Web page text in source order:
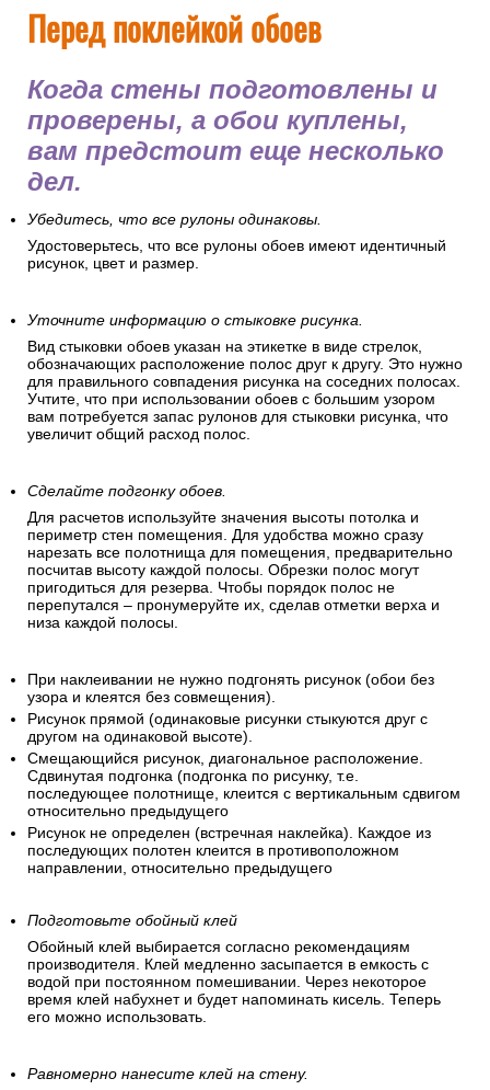
Перед поклейкой обоев
Когда стены подготовлены и
проверены, а обои куплены,
вам предстоит еще несколько
дел.
Убедитесь, что все рулоны одинаковы.
Удостоверьтесь, что все рулоны обоев имеют идентичный
рисунок, цвет и размер.
Уточните информацию о стыковке рисунка.
Вид стыковки обоев указан на этикетке в виде стрелок,
обозначающих расположение полос друг к другу. Это нужно
для правильного совпадения рисунка на соседних полосах.
Учтите, что при использовании обоев с большим узором
вам потребуется запас рулонов для стыковки рисунка, что
увеличит общий расход полос.
Сделайте подгонку обоев.
Для расчетов используйте значения высоты потолка и
периметр стен помещения. Для удобства можно сразу
нарезать все полотнища для помещения, предварительно
посчитав высоту каждой полосы. Обрезки полос могут
пригодиться для резерва. Чтобы порядок полос не
перепутался – пронумеруйте их, сделав отметки верха и
низа каждой полосы.
При наклеивании не нужно подгонять рисунок (обои без
узора и клеятся без совмещения).
Рисунок прямой (одинаковые рисунки стыкуются друг с
другом на одинаковой высоте).
Смещающийся рисунок, диагональное расположение.
Сдвинутая подгонка (подгонка по рисунку, т.е.
последующее полотнище, клеится с вертикальным сдвигом
относительно предыдущего
Рисунок не определен (встречная наклейка). Каждое из
последующих полотен клеится в противоположном
направлении, относительно предыдущего
Подготовьте обойный клей
Обойный клей выбирается согласно рекомендациям
производителя. Клей медленно засыпается в емкость с
водой при постоянном помешивании. Через некоторое
время клей набухнет и будет напоминать кисель. Теперь
его можно использовать.
Равномерно нанесите клей на стену.